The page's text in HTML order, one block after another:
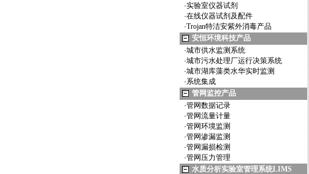
·实验室仪器试剂
·在线仪器试剂及配件
·Trojan特洁安紫外消毒产品
安恒环境科技产品
·城市供水监测系统
·城市污水处理厂运行决策系统
·城市湖库藻类水华实时监测
·系统集成
管网监控产品
·管网数据记录
·管网流量计量
·管网环境监测
·管网渗漏监测
·管网漏损检测
·管网压力管理
水质分析实验室管理系统LIMS